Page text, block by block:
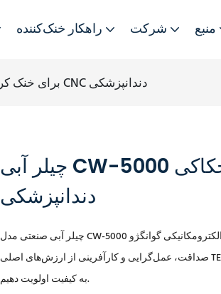
راهکار خنک‌کننده شرکت منبع
چیلر آبی CW-5000 برای خنک کردن دستگاه حکاکی CNC دندانپزشکی
چیلر آبی CW-5000 برای خنک کردن دستگاه حکاکی CNC
دندانپزشکی
صداقت، عمل‌گرایی و کارآفرینی از ارزش‌های اصلی TEYU هستند. این ارزش‌ها باعث می‌شوند که ما همیشه در طراحی و تولید خود
به کیفیت اولویت دهیم.